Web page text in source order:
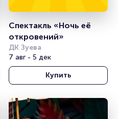
Спектакль «Ночь её
откровений»
ДК Зуева
7 авг - 5 дек
Купить